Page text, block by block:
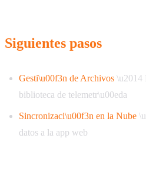
Siguientes pasos
Gesti\u00f3n de Archivos \u2014
biblioteca de telemetr\u00eda
Sincronizaci\u00f3n en la Nube
datos a la app web